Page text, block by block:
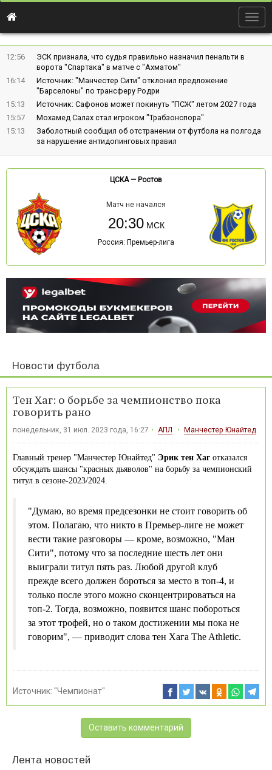
12:56
ЭСК признала, что судья правильно назначил пенальти в
ворота "Спартака" в матче с "Ахматом"
16:14
Источник: "Манчестер Сити" отклонил предложение
"Барселоны" по трансферу Родри
15:13
Источник: Сафонов может покинуть "ПСЖ" летом 2027 года
15:57
Мохамед Салах стал игроком "Трабзонспора"
15:13
Заболотный сообщил об отстранении от футбола на полгода
за нарушение антидопинговых правил
ЦСКА— Ростов
Матч не начался
20:30
Россия: Премьер-лига
Новости футбола
Тен Хаг: о борьбе за чемпионство пока
говорить рано
понедельник, 31 июл. 2023 года, 16:27 АПЛ Манчестер Юнайтед
Главный тренер "Манчестер Юнайтед" Эрик тен Хаг отказался
обсуждать шансы "красных дьяволов" на борьбу за чемпионский
титул в сезоне-2023/2024.
"Думаю, во время предсезонки не стоит говорить об
этом. Полагаю, что никто в Премьер-лиге не может
вести такие разговоры — кроме, возможно, "Ман
Сити", потому что за последние шесть лет они
выиграли титул пять раз. Любой другой клуб
прежде всего должен бороться за место в топ-4, и
только после этого можно сконцентрироваться на
топ-2. Тогда, возможно, появится шанс побороться
за этот трофей, но о таком достижении мы пока не
говорим", — приводит слова тен Хага The Athletic.
Источник: "Чемпионат"
Оставить комментарий
Лента новостей